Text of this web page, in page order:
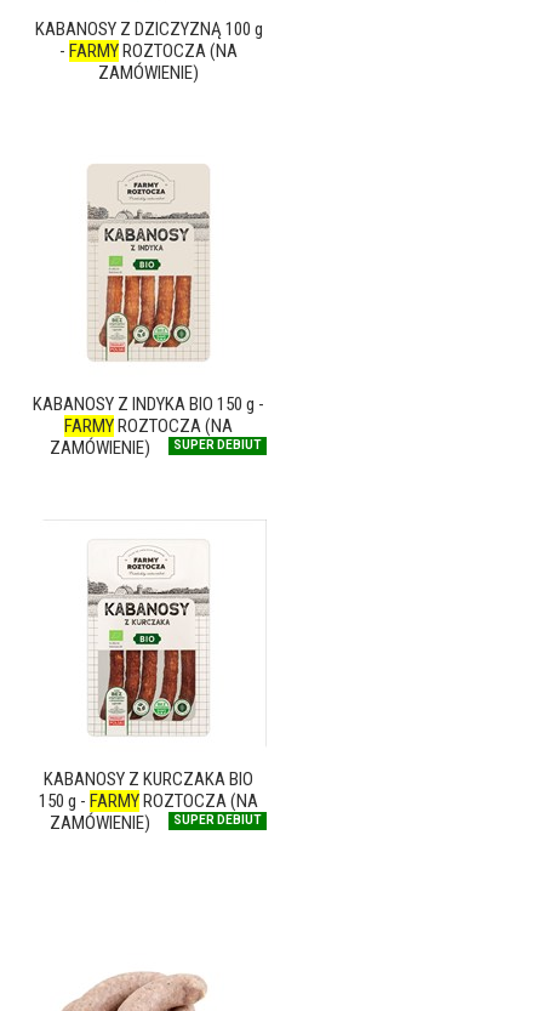
KABANOSY Z DZICZYZNĄ 100 g
- FARMYROZTOCZA (NA
ZAMÓWIENIE)
KABANOSY Z INDYKA BIO 150 g -
FARMYROZTOCZA (NA
ZAMÓWIENIE)
SUPER DEBIUT
KABANOSY Z KURCZAKA BIO
150 g - FARMYROZTOCZA (NA
ZAMÓWIENIE)
SUPER DEBIUT